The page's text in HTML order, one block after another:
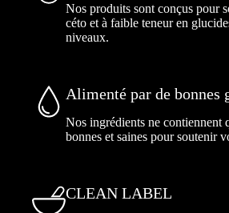
Nos produits sont conçus pour
céto et à faible teneur en
niveaux.
Alimenté par de bonnes
Nos ingrédients ne contiennent
bonnes et saines pour soutenir
CLEAN LABEL